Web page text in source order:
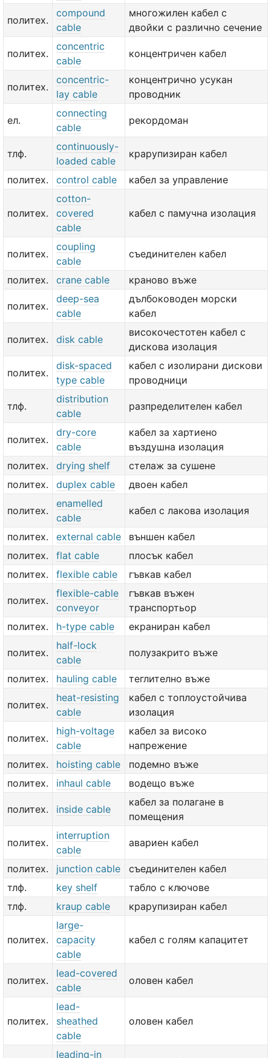
политех.
compound
cable
многожилен кабел с
двойки с различно сечение
политех.
concentric
cable
концентричен кабел
политех.
concentric-
lay cable
концентрично усукан
проводник
ел.
connecting
cable
рекордоман
тлф.
continuously-
loaded cable
крарупизиран кабел
политех. control cable кабел за управление
политех.
cotton-
covered
cable
кабел с памучна изолация
политех.
coupling
cable
съединителен кабел
политех. crane cable краново въже
политех.
deep-sea
cable
дълбоководен морски
кабел
политех. disk cable
високочестотен кабел с
дискова изолация
политех.
disk-spaced
type cable
кабел с изолирани дискови
проводници
тлф.
distribution
cable
разпределителен кабел
политех.
dry-core
cable
кабел за хартиено
въздушна изолация
политех.
drying shelf
стелаж за сушене
политех.
duplex cable двоен кабел
политех.
enamelled
cable
кабел с лакова изолация
политех. external cable
външен кабел
политех.
flat cable
плосък кабел
политех.
flexible cable гъвкав кабел
политех.
flexible-cable
conveyor
гъвкав въжен
транспортьор
политех.
h-type cable екраниран кабел
политех.
half-lock
cable
полузакрито въже
политех. hauling cable теглително въже
политех.
heat-resisting
cable
кабел с топлоустойчива
изолация
политех.
high-voltage
cable
кабел за високо
напрежение
политех.
hoisting cable
подемно въже
политех.
inhaul cable водещо въже
политех. inside cable
кабел за полагане в
помещения
политех.
interruption
cable
авариен кабел
политех. junction cable
съединителен кабел
тлф.
key shelf
табло с ключове
тлф.
kraup cable крарупизиран кабел
политех.
large-
capacity
cable
кабел с голям капацитет
политех.
lead-covered
cable
оловен кабел
политех.
lead-
sheathed
cable
оловен кабел
leading-in